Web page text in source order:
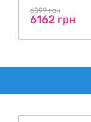
6599 грн
6162 грн